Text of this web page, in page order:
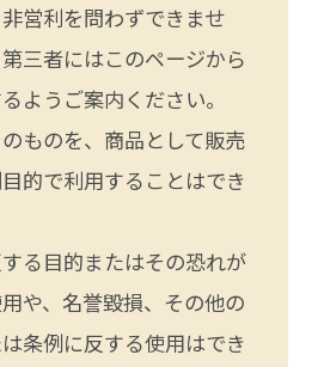
営利を問わずできませ
三者にはこのページから
ようご案内ください。
ものを、商品として販売
的で利用することはでき
る目的またはその恐れが
や、名誉毀損、その他の
条例に反する使用はでき